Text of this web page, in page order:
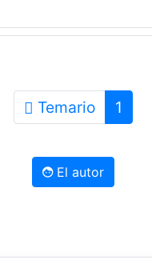
Temario 1
El autor